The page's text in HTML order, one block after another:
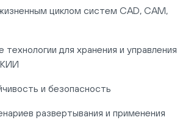
циклом систем CAD, CAM,
для хранения и управления
и безопасность
развертывания и применения